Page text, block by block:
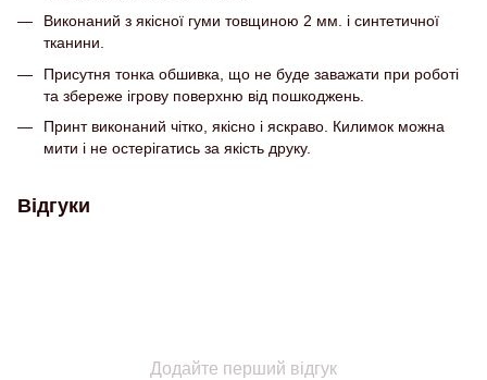
Виконаний з якісної гуми товщиною 2 мм. і синтетичної
тканини.
Присутня тонка обшивка, що не буде заважати при роботі
та збереже ігрову поверхню від пошкоджень.
Принт виконаний чітко, якісно і яскраво. Килимок можна
мити і не остерігатись за якість друку.
Відгуки
Додайте перший відгук